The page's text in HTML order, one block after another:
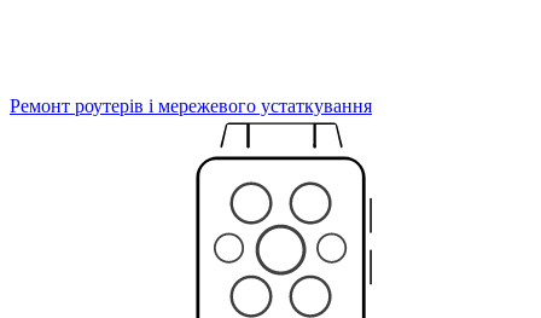
Ремонт роутерів і мережевого устаткування